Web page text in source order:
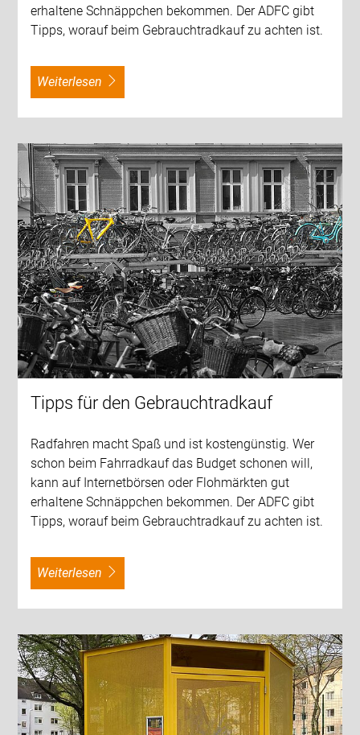
erhaltene Schnäppchen bekommen. Der ADFC gibt
Tipps, worauf beim Gebrauchtradkauf zu achten ist.
weiterlesen
Tipps für den Gebrauchtradkauf
Radfahren macht Spaß und ist kostengünstig. Wer
schon beim Fahrradkauf das Budget schonen will,
kann auf Internetbörsen oder Flohmärkten gut
erhaltene Schnäppchen bekommen. Der ADFC gibt
Tipps, worauf beim Gebrauchtradkauf zu achten ist.
weiterlesen